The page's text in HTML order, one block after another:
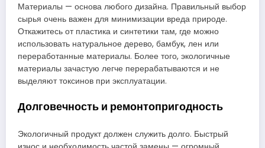
Материалы — основа любого дизайна. Правильный выбор
сырья очень важен для минимизации вреда природе.
Откажитесь от пластика и синтетики там, где можно
использовать натуральное дерево, бамбук, лен или
переработанные материалы. Более того, экологичные
материалы зачастую легче перерабатываются и не
выделяют токсинов при эксплуатации.
Долговечность и ремонтопригодность
Экологичный продукт должен служить долго. Быстрый